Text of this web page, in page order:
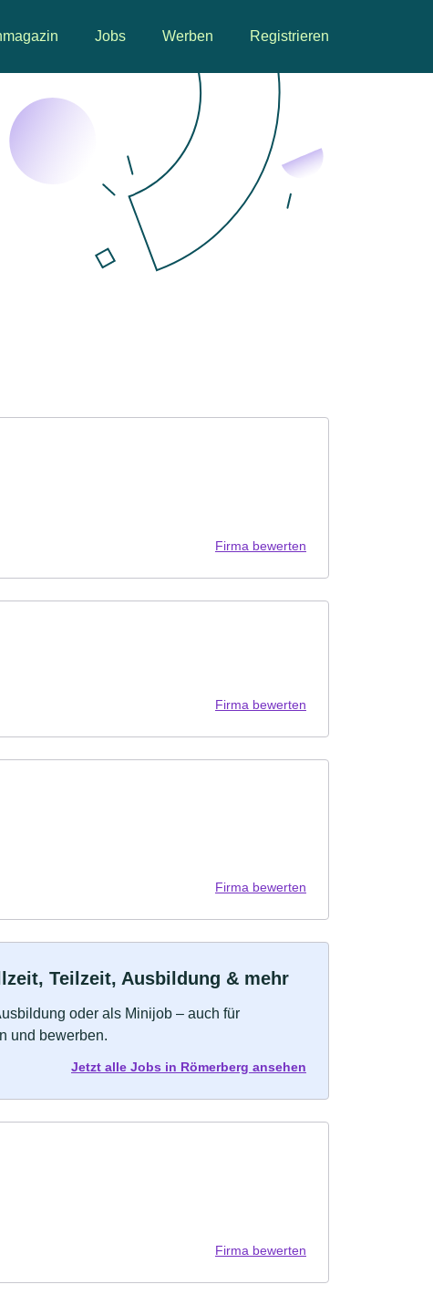
Jobs Werben Registrieren
Firma bewerten
Firma bewerten
Firma bewerten
Teilzeit, Ausbildung & mehr
oder als Minijob – auch für
und bewerben.
Jetzt alle Jobs in Römerberg ansehen
Firma bewerten